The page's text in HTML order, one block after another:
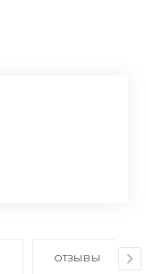
ОТЗЫВЫ